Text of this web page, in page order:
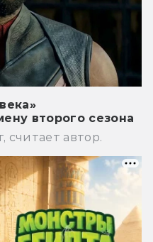
второго сезона
считает автор.